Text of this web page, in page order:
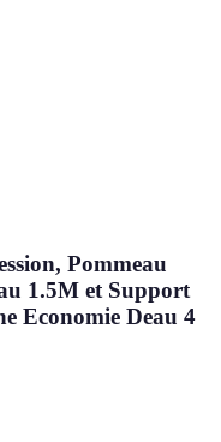
Pommeau
1.5M et Support
Economie Deau 4